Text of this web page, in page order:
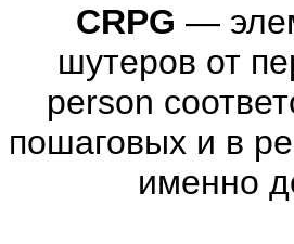
CRPG —
шутеров от
person
пошаговых и в
именно